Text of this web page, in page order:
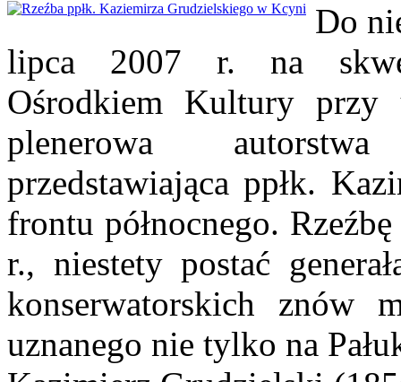
Do
lipca 2007 r. na
Ośrodkiem Kultury przy
plenerowa
przedstawiająca ppłk.
frontu północnego.
r., niestety postać
konserwatorskich znów
uznanego nie tylko na